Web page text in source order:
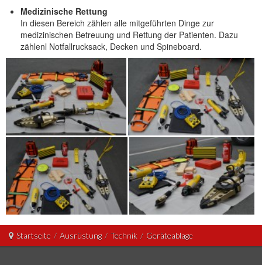
Medizinische Rettung
In diesen Bereich zählen alle mitgeführten Dinge zur
medizinischen Betreuung und Rettung der Patienten. Dazu
zählenl Notfallrucksack, Decken und Spineboard.
Startseite / Ausrüstung / Technik / Geräteablage